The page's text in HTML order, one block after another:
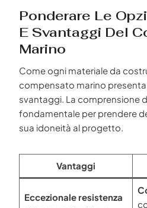
Ponderare Le
E Svantaggi Del
Marino
Come ogni materiale da
compensato marino
svantaggi. La comprensione
fondamentale per prendere
sua idoneità al progetto.
Vantaggi
Eccezionale resistenza